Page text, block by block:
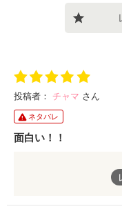
投稿者： チャマ さん
ネタバレ
面白い！！
千紗がマニアック動画
んとの思い出がありそ